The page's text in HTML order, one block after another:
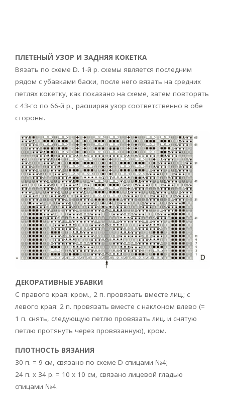
ПЛЕТЕНЫЙ УЗОР И ЗАДНЯЯ КОКЕТКА
Вязать по схеме D. 1-й р. схемы является последним
рядом с убавками баски, после него вязать на средних
петлях кокетку, как показано на схеме, затем повторять
с 43-го по 66-й р., расширяя узор соответственно в обе
стороны.
ДЕКОРАТИВНЫЕ УБАВКИ
С правого края: кром., 2 п. провязать вместе лиц.; с
левого края: 2 п. провязать вместе с наклоном влево (=
1 п. снять, следующую петлю провязать лиц. и снятую
петлю протянуть через провязанную), кром.
ПЛОТНОСТЬ ВЯЗАНИЯ
30 п. = 9 см, связано по схеме D спицами №4;
24 п. х 34 р. = 10 x 10 см, связано лицевой гладью
спицами №4.